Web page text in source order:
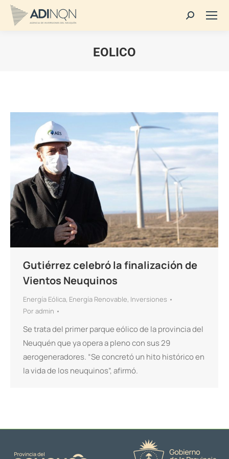
Buscar:
EOLICO
Gutiérrez celebró la finalización de
Vientos Neuquinos
Energía Eólica, Energía Renovable, Inversiones
Poradmin
Se trata del primer parque eólico de la provincia del
Neuquén que ya opera a pleno con sus 29
aerogeneradores. “Se concretó un hito histórico en
la vida de los neuquinos”, afirmó.